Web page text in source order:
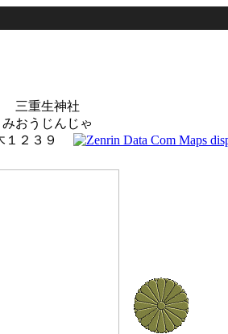
三重生神社
みおうじんじゃ
２３９